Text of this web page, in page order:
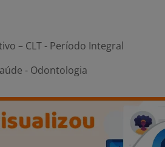
– CLT - Período Integral
- Odontologia